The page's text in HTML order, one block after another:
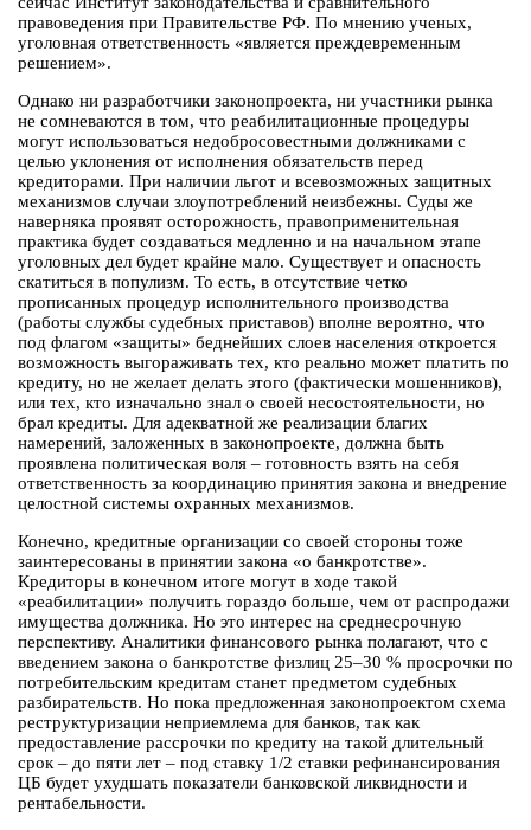
правоведения при Правительстве РФ. По мнению ученых,
уголовная ответственность «является преждевременным
решением».
Однако ни разработчики законопроекта, ни участники рынка
не сомневаются в том, что реабилитационные процедуры
могут использоваться недобросовестными должниками с
целью уклонения от исполнения обязательств перед
кредиторами. При наличии льгот и всевозможных защитных
механизмов случаи злоупотреблений неизбежны. Суды же
наверняка проявят осторожность, правоприменительная
практика будет создаваться медленно и на начальном этапе
уголовных дел будет крайне мало. Существует и опасность
скатиться в популизм. То есть, в отсутствие четко
прописанных процедур исполнительного производства
(работы службы судебных приставов) вполне вероятно, что
под флагом «защиты» беднейших слоев населения откроется
возможность выгораживать тех, кто реально может платить по
кредиту, но не желает делать этого (фактически мошенников),
или тех, кто изначально знал о своей несостоятельности, но
брал кредиты. Для адекватной же реализации благих
намерений, заложенных в законопроекте, должна быть
проявлена политическая воля – готовность взять на себя
ответственность за координацию принятия закона и внедрение
целостной системы охранных механизмов.
Конечно, кредитные организации со своей стороны тоже
заинтересованы в принятии закона «о банкротстве».
Кредиторы в конечном итоге могут в ходе такой
«реабилитации» получить гораздо больше, чем от распродажи
имущества должника. Но это интерес на среднесрочную
перспективу. Аналитики финансового рынка полагают, что с
введением закона о банкротстве физлиц 25–30 % просрочки по
потребительским кредитам станет предметом судебных
разбирательств. Но пока предложенная законопроектом схема
реструктуризации неприемлема для банков, так как
предоставление рассрочки по кредиту на такой длительный
срок – до пяти лет – под ставку 1/2 ставки рефинансирования
ЦБ будет ухудшать показатели банковской ликвидности и
рентабельности.